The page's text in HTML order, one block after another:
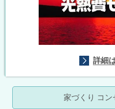
詳細
家づくり コン